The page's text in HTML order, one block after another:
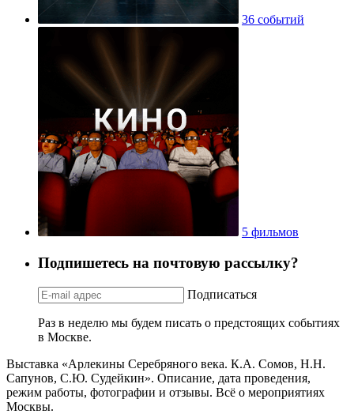
36 событий
5 фильмов
Подпишетесь на почтовую рассылку?
Подписаться
Раз в неделю мы будем писать о предстоящих событиях
в Москве.
Выставка «Арлекины Серебряного века. К.А. Сомов, Н.Н.
Сапунов, С.Ю. Судейкин». Описание, дата проведения,
режим работы, фотографии и отзывы. Всё о мероприятиях
Москвы.